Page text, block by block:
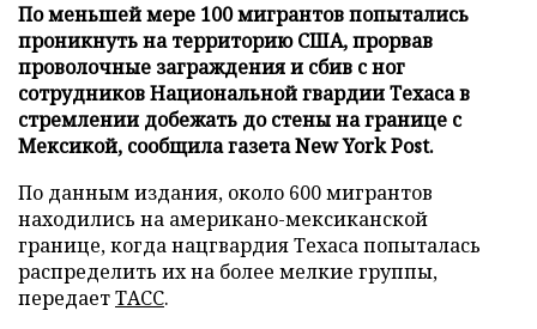
По меньшей мере 100 мигрантов попытались
проникнуть на территорию США, прорвав
проволочные заграждения и сбив с ног
сотрудников Национальной гвардии Техаса в
стремлении добежать до стены на границе с
Мексикой, сообщила газета New York Post.
По данным издания, около 600 мигрантов
находились на американо-мексиканской
границе, когда нацгвардия Техаса попыталась
распределить их на более мелкие группы,
передаетТАСС.